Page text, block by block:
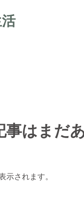
事はまだ
示されます。